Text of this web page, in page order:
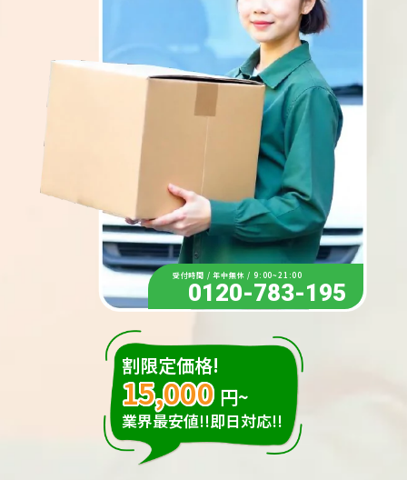
受付時間 / 年中無休 / 9:00~21:00
0120-783-195
割限定価格!
15,000 円~
業界最安値!!即日対応!!